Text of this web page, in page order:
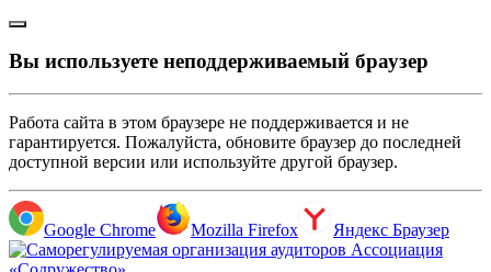
Вы используете неподдерживаемый браузер
Работа сайта в этом браузере не поддерживается и не
гарантируется. Пожалуйста, обновите браузер до последней
доступной версии или используйте другой браузер.
Google Chrome Mozilla Firefox Яндекс Браузер